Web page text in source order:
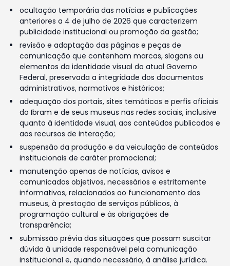
ocultação temporária das notícias e publicações
anteriores a 4 de julho de 2026 que caracterizem
publicidade institucional ou promoção da gestão;
revisão e adaptação das páginas e peças de
comunicação que contenham marcas, slogans ou
elementos da identidade visual do atual Governo
Federal, preservada a integridade dos documentos
administrativos, normativos e históricos;
adequação dos portais, sites temáticos e perfis oficiais
do Ibram e de seus museus nas redes sociais, inclusive
quanto à identidade visual, aos conteúdos publicados e
aos recursos de interação;
suspensão da produção e da veiculação de conteúdos
institucionais de caráter promocional;
manutenção apenas de notícias, avisos e
comunicados objetivos, necessários e estritamente
informativos, relacionados ao funcionamento dos
museus, à prestação de serviços públicos, à
programação cultural e às obrigações de
transparência;
submissão prévia das situações que possam suscitar
dúvida à unidade responsável pela comunicação
institucional e, quando necessário, à análise jurídica.